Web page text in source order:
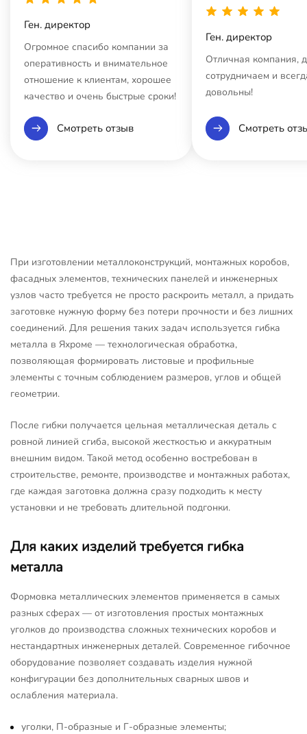
Ген. директор
Огромное спасибо компании за
оперативность и внимательное
отношение к клиентам, хорошее
качество и очень быстрые сроки!
Смотреть отзыв
Ген. директор
Отличная компания,
сотрудничаем и
довольны!
Смотреть
При изготовлении металлоконструкций, монтажных коробов,
фасадных элементов, технических панелей и инженерных
узлов часто требуется не просто раскроить металл, а придать
заготовке нужную форму без потери прочности и без лишних
соединений. Для решения таких задач используется гибка
металла в Яхроме — технологическая обработка,
позволяющая формировать листовые и профильные
элементы с точным соблюдением размеров, углов и общей
геометрии.
После гибки получается цельная металлическая деталь с
ровной линией сгиба, высокой жесткостью и аккуратным
внешним видом. Такой метод особенно востребован в
строительстве, ремонте, производстве и монтажных работах,
где каждая заготовка должна сразу подходить к месту
установки и не требовать длительной подгонки.
Для каких изделий требуется гибка
металла
Формовка металлических элементов применяется в самых
разных сферах — от изготовления простых монтажных
уголков до производства сложных технических коробов и
нестандартных инженерных деталей. Современное гибочное
оборудование позволяет создавать изделия нужной
конфигурации без дополнительных сварных швов и
ослабления материала.
уголки, П-образные и Г-образные элементы;